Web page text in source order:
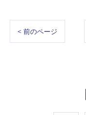
< 前のページ